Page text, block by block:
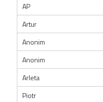
AP
Artur
Anonim
Anonim
Arleta
Piotr